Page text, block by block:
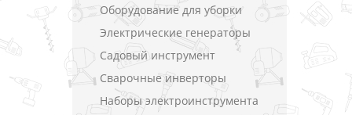
Оборудование для уборки
Электрические генераторы
Садовый инструмент
Сварочные инверторы
Наборы электроинструмента